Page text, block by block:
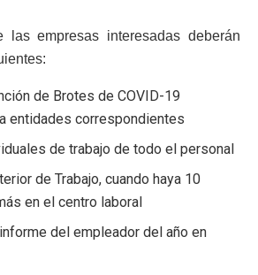
las empresas interesadas deberán
de Brotes de COVID-19
entidades correspondientes
de trabajo de todo el personal
de Trabajo, cuando haya 10
en el centro laboral
del empleador del año en